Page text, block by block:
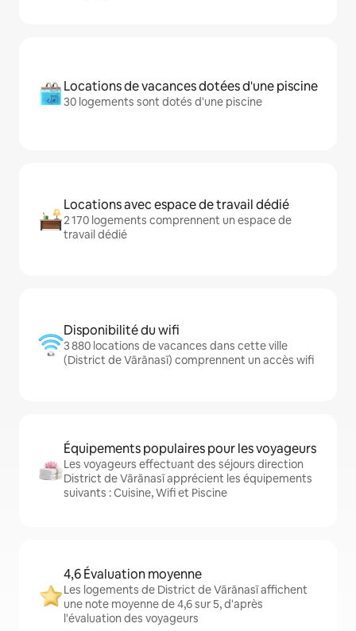
Locations de vacances dotées d'une piscine
30 logements sont dotés d'une piscine
Locations avec espace de travail dédié
2 170 logements comprennent un espace de
travail dédié
Disponibilité du wifi
3 880 locations de vacances dans cette ville
(District de Vārānasī) comprennent un accès wifi
Équipements populaires pour les voyageurs
Les voyageurs effectuant des séjours direction
District de Vārānasī apprécient les équipements
suivants : Cuisine, Wifi et Piscine
4,6 Évaluation moyenne
Les logements de District de Vārānasī affichent
une note moyenne de 4,6 sur 5, d'après
l'évaluation des voyageurs